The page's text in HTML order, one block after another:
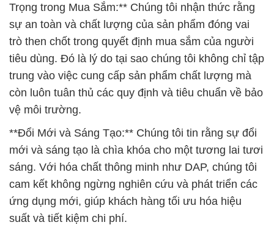
Trọng trong Mua Sắm:** Chúng tôi nhận thức rằng
sự an toàn và chất lượng của sản phẩm đóng vai
trò then chốt trong quyết định mua sắm của người
tiêu dùng. Đó là lý do tại sao chúng tôi không chỉ tập
trung vào việc cung cấp sản phẩm chất lượng mà
còn luôn tuân thủ các quy định và tiêu chuẩn về bảo
vệ môi trường.
**Đổi Mới và Sáng Tạo:** Chúng tôi tin rằng sự đổi
mới và sáng tạo là chìa khóa cho một tương lai tươi
sáng. Với hóa chất thông minh như DAP, chúng tôi
cam kết không ngừng nghiên cứu và phát triển các
ứng dụng mới, giúp khách hàng tối ưu hóa hiệu
suất và tiết kiệm chi phí.